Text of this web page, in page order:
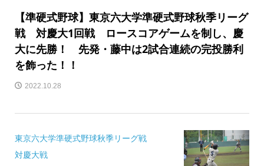
【準硬式野球】東京六大学準硬式野球秋季リーグ
戦 対慶大1回戦 ロースコアゲームを制し、慶
大に先勝！ 先発・藤中は2試合連続の完投勝利
を飾った！！
2022.10.28
東京六大学準硬式野球秋季リーグ戦
対慶大戦